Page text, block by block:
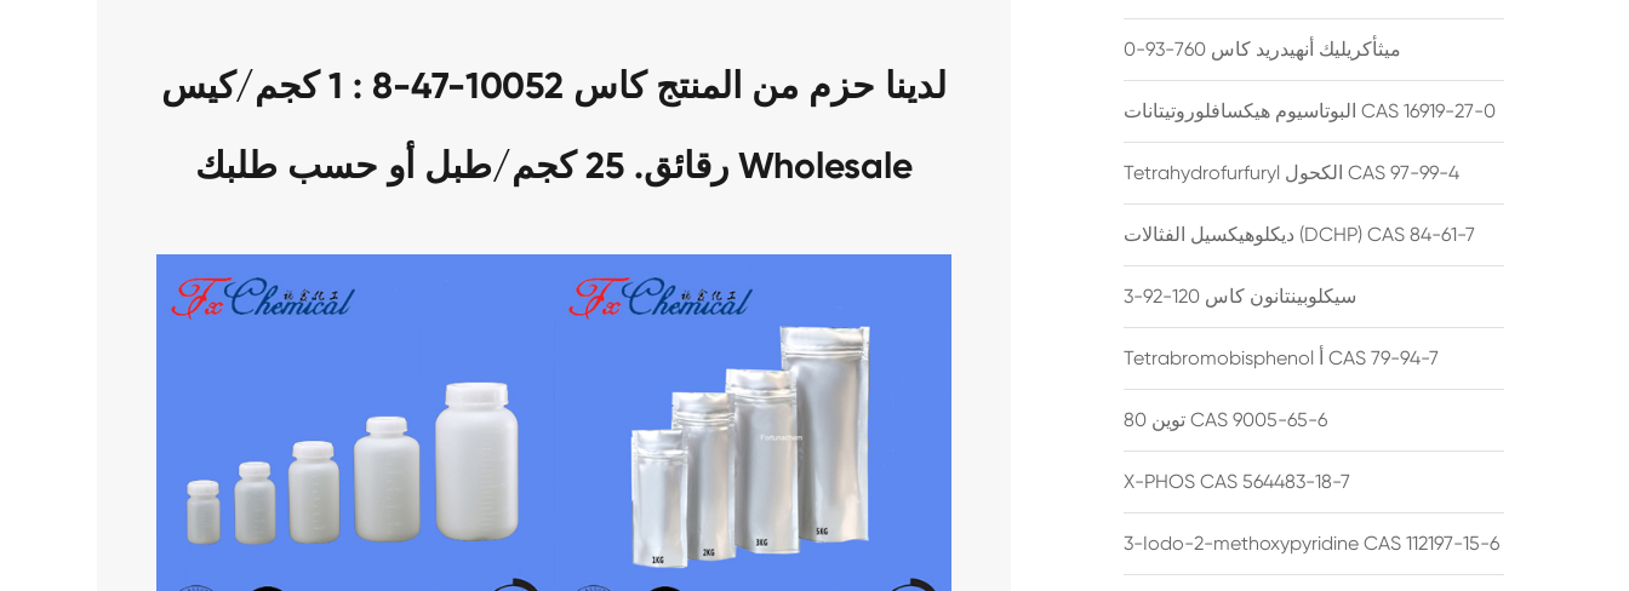
لدينا حزم من المنتج كاس 10052-47-8 : 1 كجم/كيس
رقائق. 25 كجم/طبل أو حسب طلبك Wholesale
ميثأكريليك أنهيدريد كاس 760-93-0
البوتاسيوم هيكسافلوروتيتانات CAS 16919-27-0
Tetrahydrofurfuryl الكحول CAS 97-99-4
ديكلوهيكسيل الفثالات (DCHP) CAS 84-61-7
سيكلوبينتانون كاس 120-92-3
Tetrabromobisphenol أ CAS 79-94-7
توين 80 CAS 9005-65-6
X-PHOS CAS 564483-18-7
3-Iodo-2-methoxypyridine CAS 112197-15-6